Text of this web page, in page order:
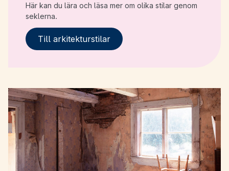
Här kan du lära och läsa mer om olika stilar genom
seklerna.
Till arkitekturstilar